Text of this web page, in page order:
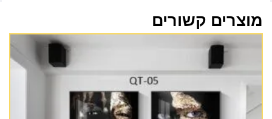
מוצרים קשורים